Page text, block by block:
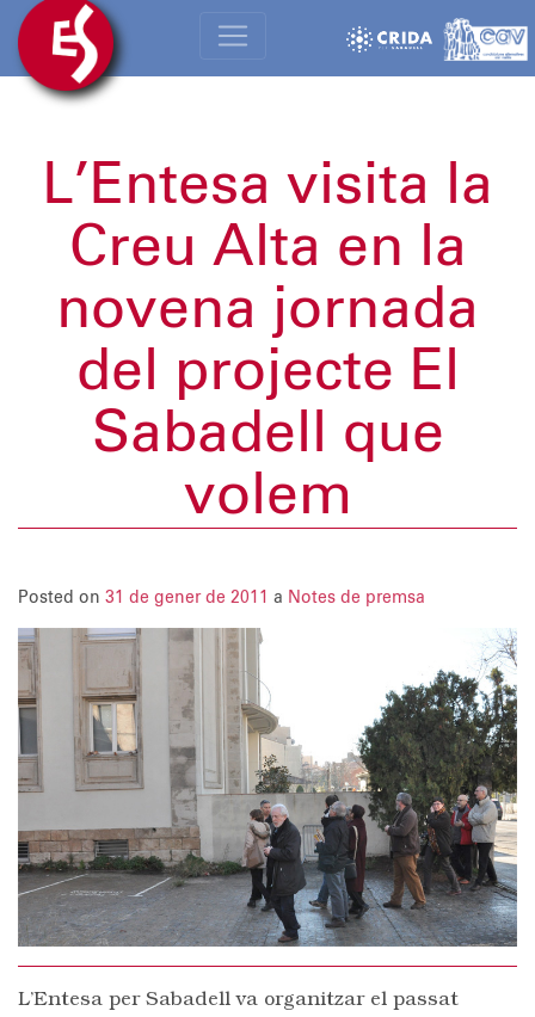
L’Entesa visita la
Creu Alta en la
novena jornada
del projecte El
Sabadell que
volem
Posted on 31 de gener de 2011 a Notes de premsa
L’Entesa per Sabadell va organitzar el passat